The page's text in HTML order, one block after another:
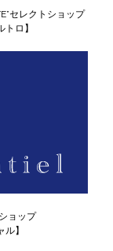
セレクトショップ
ロ】
ョップ
】